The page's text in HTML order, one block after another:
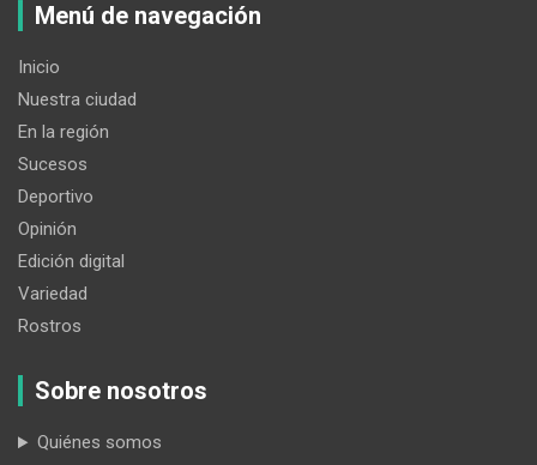
Menú de navegación
Inicio
Nuestra ciudad
En la región
Sucesos
Deportivo
Opinión
Edición digital
Variedad
Rostros
Sobre nosotros
Quiénes somos